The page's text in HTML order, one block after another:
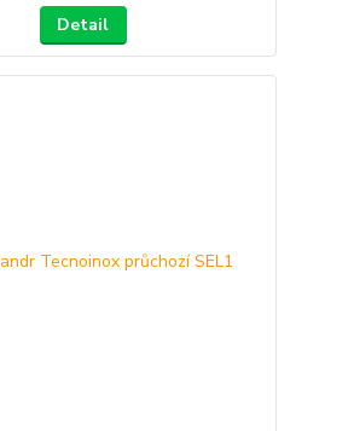
Detail